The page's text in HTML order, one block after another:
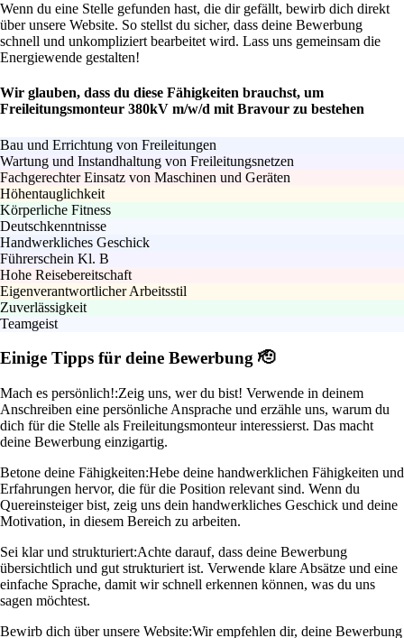
Wenn du eine Stelle gefunden hast, die dir gefällt, bewirb dich direkt
über unsere Website. So stellst du sicher, dass deine Bewerbung
schnell und unkompliziert bearbeitet wird. Lass uns gemeinsam die
Energiewende gestalten!
Wir glauben, dass du diese Fähigkeiten brauchst, um
Freileitungsmonteur 380kV m/w/d mit Bravour zu bestehen
Bau und Errichtung von Freileitungen
Wartung und Instandhaltung von Freileitungsnetzen
Fachgerechter Einsatz von Maschinen und Geräten
Höhentauglichkeit
Körperliche Fitness
Deutschkenntnisse
Handwerkliches Geschick
Führerschein Kl. B
Hohe Reisebereitschaft
Eigenverantwortlicher Arbeitsstil
Zuverlässigkeit
Teamgeist
Einige Tipps für deine Bewerbung 🫡
Mach es persönlich!:Zeig uns, wer du bist! Verwende in deinem
Anschreiben eine persönliche Ansprache und erzähle uns, warum du
dich für die Stelle als Freileitungsmonteur interessierst. Das macht
deine Bewerbung einzigartig.
Betone deine Fähigkeiten:Hebe deine handwerklichen Fähigkeiten und
Erfahrungen hervor, die für die Position relevant sind. Wenn du
Quereinsteiger bist, zeig uns dein handwerkliches Geschick und deine
Motivation, in diesem Bereich zu arbeiten.
Sei klar und strukturiert:Achte darauf, dass deine Bewerbung
übersichtlich und gut strukturiert ist. Verwende klare Absätze und eine
einfache Sprache, damit wir schnell erkennen können, was du uns
sagen möchtest.
Bewirb dich über unsere Website:Wir empfehlen dir, deine Bewerbung